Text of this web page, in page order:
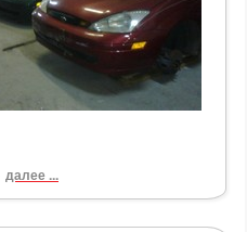
далее ...